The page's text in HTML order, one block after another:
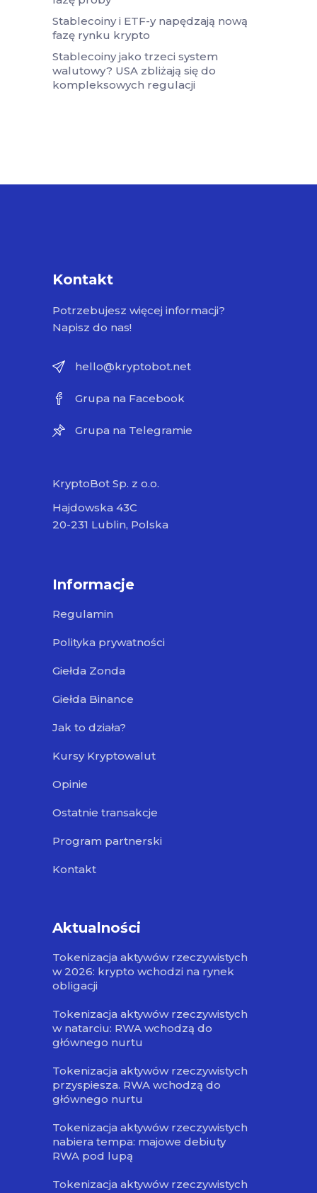
Stablecoiny i ETF-y napędzają nową
fazę rynku krypto
Stablecoiny jako trzeci system
walutowy? USA zbliżają się do
kompleksowych regulacji
Kontakt
Potrzebujesz więcej informacji?
Napisz do nas!
hello@kryptobot.net
Grupa na Facebook
Grupa na Telegramie
KryptoBot Sp. z o.o.
Hajdowska 43C
20-231 Lublin, Polska
Informacje
Regulamin
Polityka prywatności
Giełda Zonda
Giełda Binance
Jak to działa?
Kursy Kryptowalut
Opinie
Ostatnie transakcje
Program partnerski
Kontakt
Aktualności
Tokenizacja aktywów rzeczywistych
w 2026: krypto wchodzi na rynek
obligacji
Tokenizacja aktywów rzeczywistych
w natarciu: RWA wchodzą do
głównego nurtu
Tokenizacja aktywów rzeczywistych
przyspiesza. RWA wchodzą do
głównego nurtu
Tokenizacja aktywów rzeczywistych
nabiera tempa: majowe debiuty
RWA pod lupą
Tokenizacja aktywów rzeczywistych